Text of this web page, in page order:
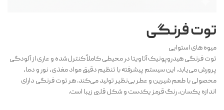
توت فرنگی
میوه‌ های استوایی
توت فرنگی هیدروپونیک آتاویتا در محیطی کاملاً کنترل‌شده و عاری از آلودگی
پرورش می‌یابد. این سیستم پیشرفته با تنظیم دقیق مواد مغذی، نور و دما،
محصولی با طعم شیرین و عطر بی‌نظیر تولید می‌کند. هر توت فرنگی دارای
اندازه یکسان، رنگ قرمز یکدست و شکل قلبی زیبا است.